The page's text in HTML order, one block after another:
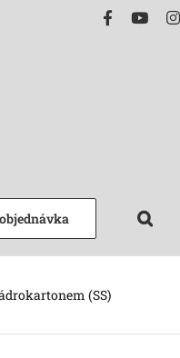
Facebook
(SS)